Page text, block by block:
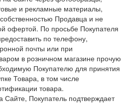
и рекламные материалы,
Продавца и не
офертой. По просьбе Покупателя
по телефону,
почты или при
в розничном магазине прочую
Покупателю для принятия
Товара, в том числе
товара.
Покупатель подтверждает